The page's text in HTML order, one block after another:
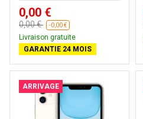
0,00 €
0,00 € -0,00 €
Livraison gratuite
GARANTIE 24 MOIS
ARRIVAGE